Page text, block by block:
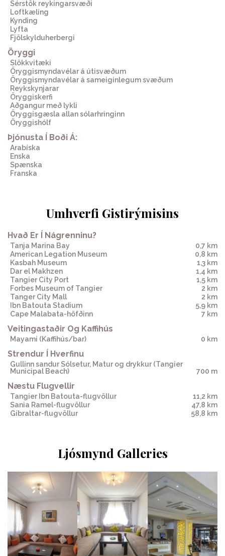
Sérstök reykingarsvæði
Loftkæling
Kynding
Lyfta
Fjölskylduherbergi
Öryggi
Slökkvitæki
Öryggismyndavélar á útisvæðum
Öryggismyndavélar á sameiginlegum svæðum
Reykskynjarar
Öryggiskerfi
Aðgangur með lykli
Öryggisgæsla allan sólarhringinn
Öryggishólf
Þjónusta Í Boði Á:
arabíska
enska
spænska
franska
Umhverfi Gistirýmisins
Hvað Er Í Nágrenninu?
Tanja Marina Bay
0,7 km
American Legation Museum
0,8 km
Kasbah Museum
1,3 km
Dar el Makhzen
1,4 km
Tangier City Port
1,5 km
Forbes Museum of Tangier
2 km
Tanger City Mall
2 km
Ibn Batouta Stadium
5,9 km
Cape Malabata-höfðinn
7 km
Veitingastaðir Og Kaffihús
mayami (Kaffihús/bar) 0 km
Strendur Í Hverfinu
Gullinn sandur Sólsetur, Matur og drykkur (Tangier
Municipal Beach)
700 m
Næstu Flugvellir
Tangier Ibn Batouta-flugvöllur
11,2 km
Sania Ramel-flugvöllur
47,8 km
Gíbraltar-flugvöllur
58,8 km
Ljósmynd Galleries